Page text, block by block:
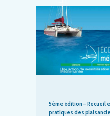
5ème édition – Recueil
pratiques des